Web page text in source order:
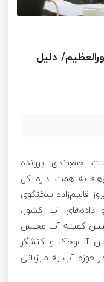
دلیل
جمع‌بندی پرونده
به همت اداره کل
قاسم‌زاده سخنگوی
آب کشور،
کمیته آب مجلس
آب‌وخاک و کنشگر
حوزه آب به میزبانی